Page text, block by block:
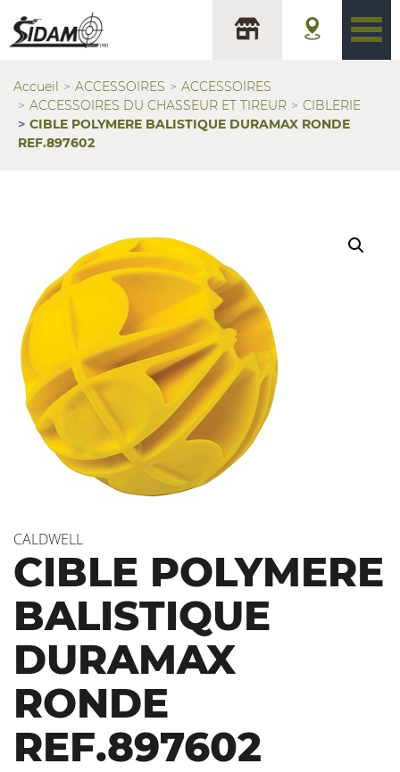
Accueil ACCESSOIRES
ACCESSOIRES
ACCESSOIRES DU CHASSEUR ET TIREUR
CIBLERIE
CIBLE POLYMERE BALISTIQUE DURAMAX RONDE
REF.897602
CALDWELL
CIBLE POLYMERE
BALISTIQUE
DURAMAX
RONDE
REF.897602